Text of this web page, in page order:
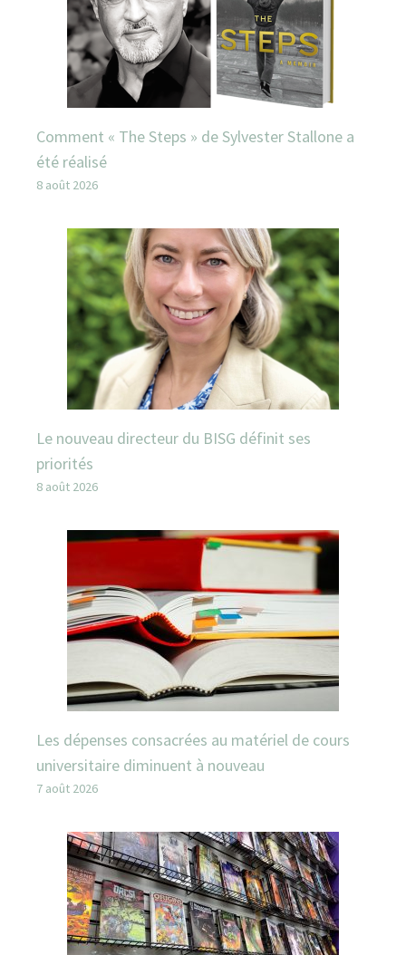
Comment « The Steps » de Sylvester Stallone a
été réalisé
8 août 2026
Le nouveau directeur du BISG définit ses
priorités
8 août 2026
Les dépenses consacrées au matériel de cours
universitaire diminuent à nouveau
7 août 2026